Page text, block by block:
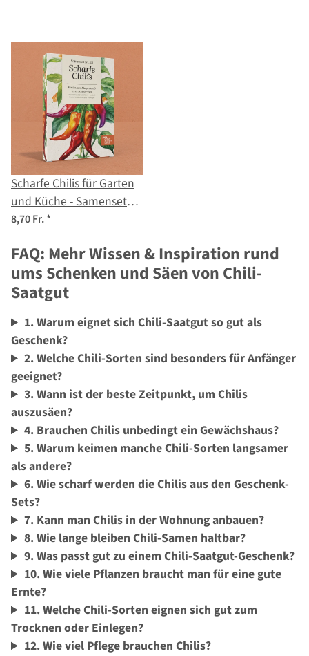
Scharfe Chilis für Garten
und Küche - Samenset
Nr.25
8,70 Fr.*
FAQ: Mehr Wissen & Inspiration rund
ums Schenken und Säen von Chili-
Saatgut
1. Warum eignet sich Chili-Saatgut so gut als
Geschenk?
2. Welche Chili-Sorten sind besonders für Anfänger
geeignet?
3. Wann ist der beste Zeitpunkt, um Chilis
auszusäen?
4. Brauchen Chilis unbedingt ein Gewächshaus?
5. Warum keimen manche Chili-Sorten langsamer
als andere?
6. Wie scharf werden die Chilis aus den Geschenk-
Sets?
7. Kann man Chilis in der Wohnung anbauen?
8. Wie lange bleiben Chili-Samen haltbar?
9. Was passt gut zu einem Chili-Saatgut-Geschenk?
10. Wie viele Pflanzen braucht man für eine gute
Ernte?
11. Welche Chili-Sorten eignen sich gut zum
Trocknen oder Einlegen?
12. Wie viel Pflege brauchen Chilis?